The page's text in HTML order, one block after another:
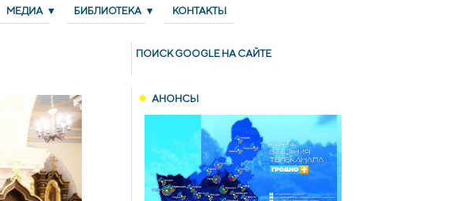
МЕДИА БИБЛИОТЕКА КОНТАКТЫ
ПОИСК GOОGLE НА САЙТЕ
АНОНСЫ